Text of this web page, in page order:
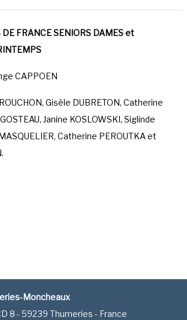
DE FRANCE SENIORS DAMES et
CAPPOEN
Gisèle DUBRETON, Catherine
Janine KOSLOWSKI, Siglinde
Catherine PEROUTKA et
Moncheaux
8 - 59239 Thumeries - France